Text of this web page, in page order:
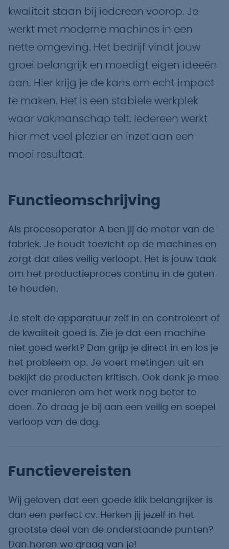
kwaliteit staan bij iedereen voorop. Je
werkt met moderne machines in een
nette omgeving. Het bedrijf vindt jouw
groei belangrijk en moedigt eigen ideeën
aan. Hier krijg je de kans om echt impact
te maken. Het is een stabiele werkplek
waar vakmanschap telt. Iedereen werkt
hier met veel plezier en inzet aan een
mooi resultaat.
Functieomschrijving
Als procesoperator A ben jij de motor van de
fabriek. Je houdt toezicht op de machines en
zorgt dat alles veilig verloopt. Het is jouw taak
om het productieproces continu in de gaten
te houden.
Je stelt de apparatuur zelf in en controleert of
de kwaliteit goed is. Zie je dat een machine
niet goed werkt? Dan grijp je direct in en los je
het probleem op. Je voert metingen uit en
bekijkt de producten kritisch. Ook denk je mee
over manieren om het werk nog beter te
doen. Zo draag je bij aan een veilig en soepel
verloop van de dag.
Functievereisten
Wij geloven dat een goede klik belangrijker is
dan een perfect cv. Herken jij jezelf in het
grootste deel van de onderstaande punten?
Dan horen we graag van je!